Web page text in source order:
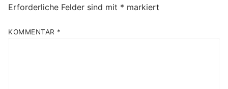
Erforderliche Felder sind mit * markiert
KOMMENTAR *